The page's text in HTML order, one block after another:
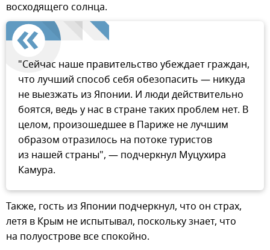
восходящего солнца.
"Сейчас наше правительство убеждает граждан,
что лучший способ себя обезопасить — никуда
не выезжать из Японии. И люди действительно
боятся, ведь у нас в стране таких проблем нет. В
целом, произошедшее в Париже не лучшим
образом отразилось на потоке туристов
из нашей страны", — подчеркнул Муцухира
Камура.
Также, гость из Японии подчеркнул, что он страх,
летя в Крым не испытывал, поскольку знает, что
на полуострове все спокойно.